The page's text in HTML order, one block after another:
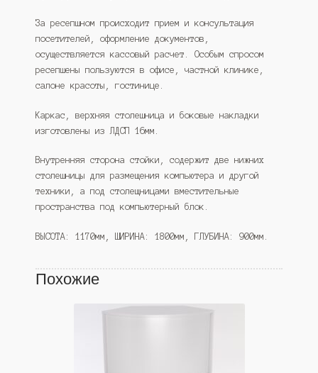
За ресепшном происходит прием и консультация
посетителей, оформление документов,
осуществляется кассовый расчет. Особым спросом
ресепшены пользуются в офисе, частной клинике,
салоне красоты, гостинице.
Каркас, верхняя столешница и боковые накладки
изготовлены из ЛДСП 16мм.
Внутренняя сторона стойки, содержит две нижних
столешницы для размещения компьютера и другой
техники, а под столещницами вместительные
пространства под компьютерный блок.
ВЫСОТА: 1170мм, ШИРИНА: 1800мм, ГЛУБИНА: 900мм.
Похожие